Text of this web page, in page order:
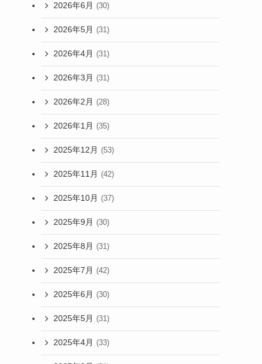
2026年6月 (30)
2026年5月 (31)
2026年4月 (31)
2026年3月 (31)
2026年2月 (28)
2026年1月 (35)
2025年12月 (53)
2025年11月 (42)
2025年10月 (37)
2025年9月 (30)
2025年8月 (31)
2025年7月 (42)
2025年6月 (30)
2025年5月 (31)
2025年4月 (33)